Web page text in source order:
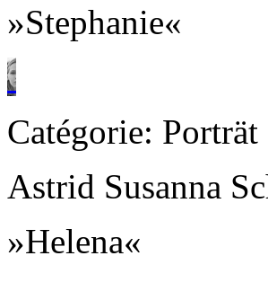
»Stephanie«
Catégorie: Porträt
Astrid Susanna
»Helena«